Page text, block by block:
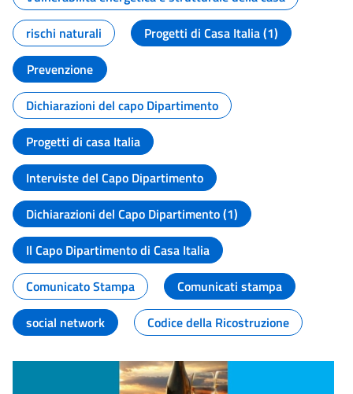
rischi naturali
Progetti di Casa Italia (1)
Prevenzione
Dichiarazioni del capo Dipartimento
Progetti di casa Italia
Interviste del Capo Dipartimento
Dichiarazioni del Capo Dipartimento (1)
Il Capo Dipartimento di Casa Italia
Comunicato Stampa
Comunicati stampa
social network
Codice della Ricostruzione